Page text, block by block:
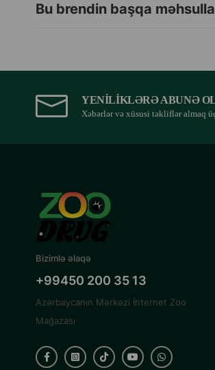
Bu brendin başqa
YENILIKLƏRƏ ABUNƏ
Xəbərlər və xüsusi təkliflər almaq
Bizimlə əlaqə
+99450 200 35 13
Azərbaycanın Mərkəzi İnternet Zoo
Mağazası